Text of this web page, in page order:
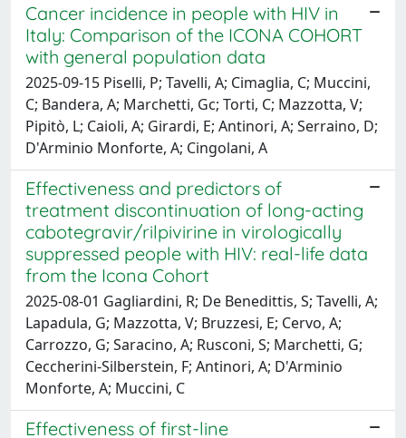
Cancer incidence in people with HIV in
Italy: Comparison of the ICONA COHORT
with general population data
2025-09-15 Piselli, P; Tavelli, A; Cimaglia, C; Muccini,
C; Bandera, A; Marchetti, Gc; Torti, C; Mazzotta, V;
Pipitò, L; Caioli, A; Girardi, E; Antinori, A; Serraino, D;
D'Arminio Monforte, A; Cingolani, A
Effectiveness and predictors of
treatment discontinuation of long-acting
cabotegravir/rilpivirine in virologically
suppressed people with HIV: real-life data
from the Icona Cohort
2025-08-01 Gagliardini, R; De Benedittis, S; Tavelli, A;
Lapadula, G; Mazzotta, V; Bruzzesi, E; Cervo, A;
Carrozzo, G; Saracino, A; Rusconi, S; Marchetti, G;
Ceccherini-Silberstein, F; Antinori, A; D'Arminio
Monforte, A; Muccini, C
Effectiveness of first-line